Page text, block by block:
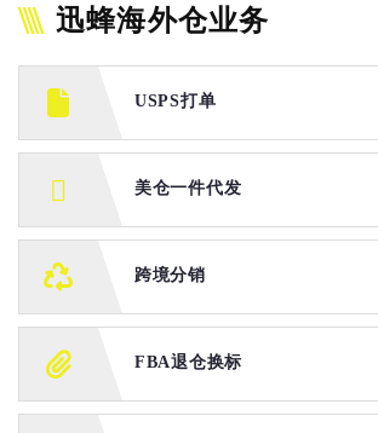
迅蜂海外仓业务
USPS打单
美仓一件代发
跨境分销
FBA退仓换标